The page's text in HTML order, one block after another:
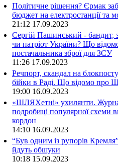
Політичне рішення? Єрмак
бюджет на електростанції та
21:12 17.09.2023
Сергій Пашинський - бандит,
чи патріот України? Що
постачальника зброї для ЗСУ
11:26 17.09.2023
Речпорт, скандал на
бійки в Раді. Що відомо про
19:00 16.09.2023
«ШЛЯХетні» ухилянти.
подробиці популярної схеми
кордон
14:10 16.09.2023
“Був одним із рупорів
йдуть обшуки
10:18 15.09.2023